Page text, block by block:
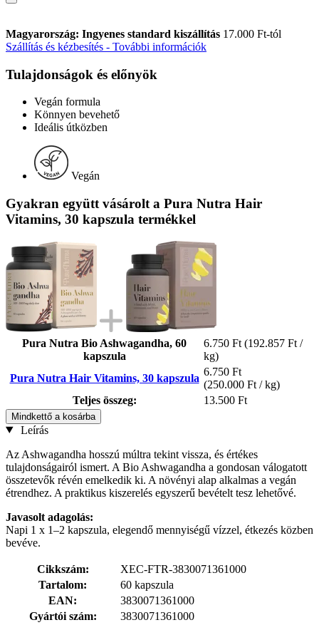
Magyarország: Ingyenes standard kiszállítás 17.000 Ft-tól
Szállítás és kézbesítés - További információk
Tulajdonságok és előnyök
Vegán formula
Könnyen bevehető
Ideális útközben
Vegán
Gyakran együtt vásárolt a Pura Nutra Hair
Vitamins, 30 kapszula termékkel
Pura Nutra Bio Ashwagandha, 60
kapszula
6.750 Ft (192.857 Ft /
kg)
Pura Nutra Hair Vitamins, 30 kapszula
6.750 Ft
(250.000 Ft / kg)
Teljes összeg:
13.500 Ft
Mindkettő a kosárba
Leírás
Az Ashwagandha hosszú múltra tekint vissza, és értékes
tulajdonságairól ismert. A Bio Ashwagandha a gondosan válogatott
összetevők révén emelkedik ki. A növényi alap alkalmas a vegán
étrendhez. A praktikus kiszerelés egyszerű bevételt tesz lehetővé.
Javasolt adagolás:
Napi 1 x 1–2 kapszula, elegendő mennyiségű vízzel, étkezés közben
bevéve.
Cikkszám:
XEC-FTR-3830071361000
Tartalom:
60 kapszula
EAN:
3830071361000
Gyártói szám:
3830071361000